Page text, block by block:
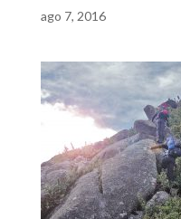
ago 7, 2016